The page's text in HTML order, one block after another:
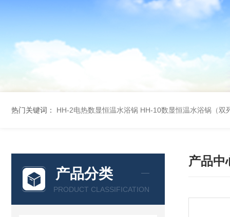
热门关键词： HH-2电热数显恒温水浴锅 HH-10数显恒温水浴锅（双
产品分类
PRODUCT CLASSIFICATION
产品中